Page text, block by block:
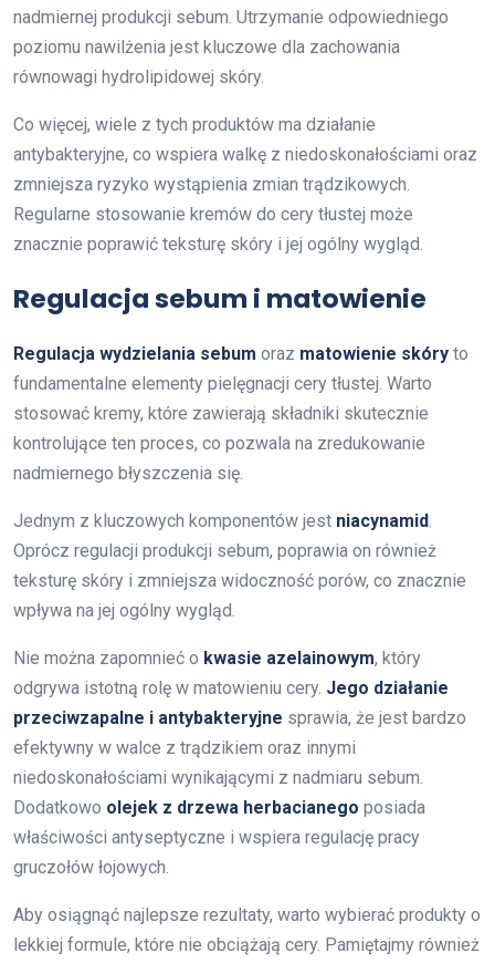
nadmiernej produkcji sebum. Utrzymanie odpowiedniego
poziomu nawilżenia jest kluczowe dla zachowania
równowagi hydrolipidowej skóry.
Co więcej, wiele z tych produktów ma działanie
antybakteryjne, co wspiera walkę z niedoskonałościami oraz
zmniejsza ryzyko wystąpienia zmian trądzikowych.
Regularne stosowanie kremów do cery tłustej może
znacznie poprawić teksturę skóry i jej ogólny wygląd.
Regulacja sebum i matowienie
Regulacja wydzielania sebum oraz matowienie skóry to
fundamentalne elementy pielęgnacji cery tłustej. Warto
stosować kremy, które zawierają składniki skutecznie
kontrolujące ten proces, co pozwala na zredukowanie
nadmiernego błyszczenia się.
Jednym z kluczowych komponentów jest niacynamid.
Oprócz regulacji produkcji sebum, poprawia on również
teksturę skóry i zmniejsza widoczność porów, co znacznie
wpływa na jej ogólny wygląd.
Nie można zapomnieć o kwasie azelainowym, który
odgrywa istotną rolę w matowieniu cery. Jego działanie
przeciwzapalne i antybakteryjne sprawia, że jest bardzo
efektywny w walce z trądzikiem oraz innymi
niedoskonałościami wynikającymi z nadmiaru sebum.
Dodatkowo olejek z drzewa herbacianego posiada
właściwości antyseptyczne i wspiera regulację pracy
gruczołów łojowych.
Aby osiągnąć najlepsze rezultaty, warto wybierać produkty o
lekkiej formule, które nie obciążają cery. Pamiętajmy również